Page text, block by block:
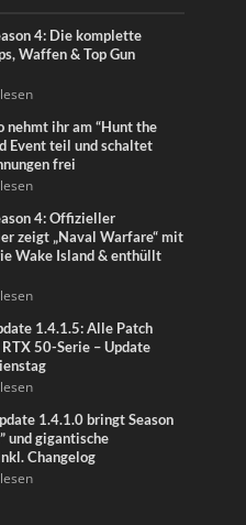
4: Die komplette
Waffen & Top Gun
nehmt ihr am “Hunt the
Event teil und schaltet
frei
4: Offizieller
zeigt „Naval Warfare“ mit
Wake Island & enthüllt
1.4.1.5: Alle Patch
50-Serie – Update
1.4.1.0 bringt Season
und gigantische
Changelog